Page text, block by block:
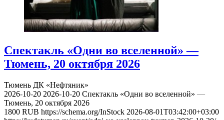
Спектакль «Одни во вселенной» —
Тюмень, 20 октября 2026
Тюмень ДК «Нефтяник»
2026-10-20 2026-10-20 Спектакль «Одни во вселенной» —
Тюмень, 20 октября 2026
1800 RUB https://schema.org/InStock 2026-08-01T03:42:00+03:00